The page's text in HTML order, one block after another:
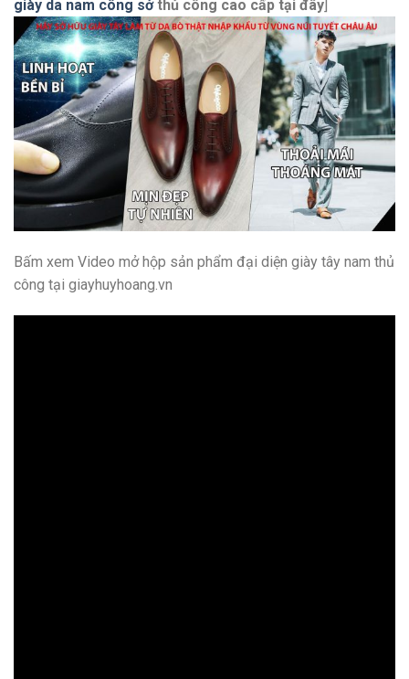
giày da nam công sởthủ công cao cấp tại đây
Bấm xem Video mở hộp sản phẩm đại diện giày tây nam thủ
công tại giayhuyhoang.vn